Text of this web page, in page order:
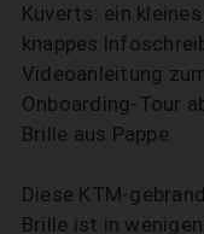
Kuverts: ein
knappes
Videoanleitung
Onboarding-Tour
Brille aus Pappe.
Diese KTM-
Brille ist in